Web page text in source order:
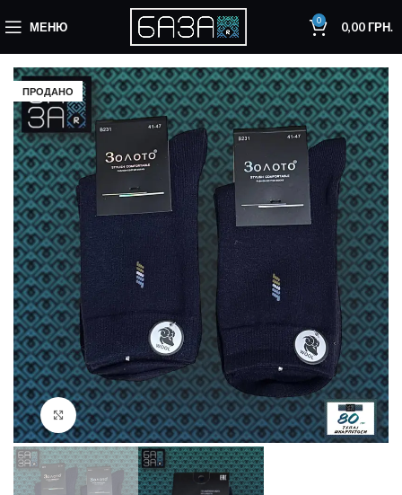
МЕНЮ 0 0,00ГРН.
ПРОДАНО
Натисніть, щоб збільшити